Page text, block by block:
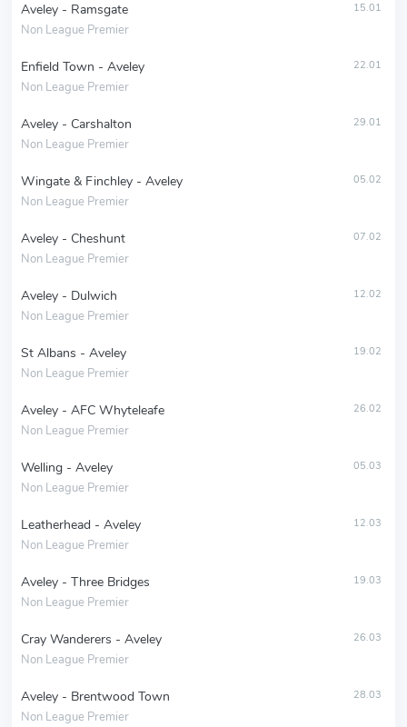
Aveley - Ramsgate
Non League Premier
15.01
Enfield Town - Aveley
Non League Premier
22.01
Aveley - Carshalton
Non League Premier
29.01
Wingate & Finchley - Aveley
Non League Premier
05.02
Aveley - Cheshunt
Non League Premier
07.02
Aveley - Dulwich
Non League Premier
12.02
St Albans - Aveley
Non League Premier
19.02
Aveley - AFC Whyteleafe
Non League Premier
26.02
Welling - Aveley
Non League Premier
05.03
Leatherhead - Aveley
Non League Premier
12.03
Aveley - Three Bridges
Non League Premier
19.03
Cray Wanderers - Aveley
Non League Premier
26.03
Aveley - Brentwood Town
Non League Premier
28.03